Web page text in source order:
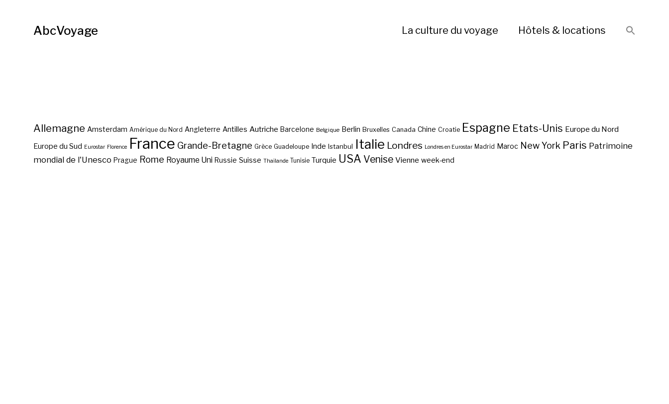
AbcVoyage La culture du voyage Hôtels & locations
Allemagne Amsterdam Amérique du Nord Angleterre Antilles Autriche Barcelone Belgique Berlin Bruxelles Canada Chine Croatie Espagne Etats-Unis Europe du Nord
Europe du Sud Eurostar Florence France Grande-Bretagne Grèce Guadeloupe Inde Istanbul Italie Londres Londres en Eurostar Madrid Maroc New York Paris Patrimoine
mondial de l'Unesco Prague Rome Royaume Uni Russie Suisse Thaïlande Tunisie Turquie USA Venise Vienne week-end